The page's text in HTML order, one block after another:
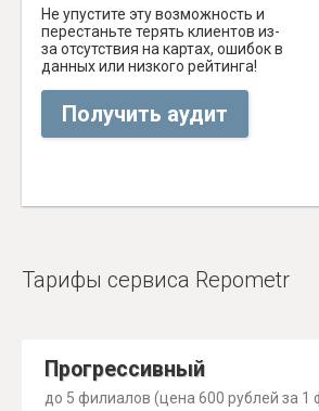
Не упустите эту возможность и
перестаньте терять клиентов из-
за отсутствия на картах, ошибок в
данных или низкого рейтинга!
Получить аудит
Тарифы сервиса Repometr
Прогрессивный
до 5 филиалов (цена 600 рублей за 1